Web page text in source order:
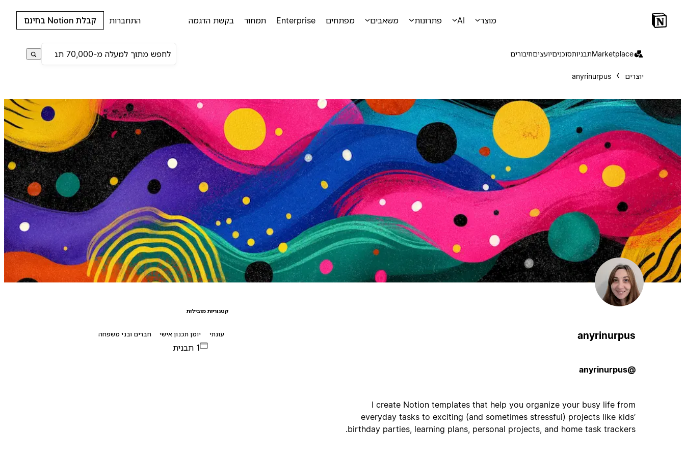
מוצר AI פתרונות משאבים מפתחים Enterprise תמחור בקשת הדגמה התחברות קבלת Notion בחינם
Marketplaceתבניותסוכניםיועציםחיבורים
יוצרים anyrinurpus
anyrinurpus
@anyrinurpus
I create Notion templates that help you organize your busy life from
everyday tasks to exciting (and sometimes stressful) projects like kids’
birthday parties, learning plans, personal projects, and home task trackers.
קטגוריות מובילות
עונתי יומן תכנון אישי חברים ובני משפחה
1 תבנית